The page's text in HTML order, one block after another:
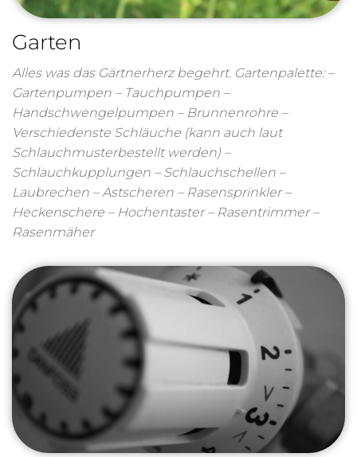
Garten
Alles was das Gärtnerherz begehrt. Gartenpalette: –
Gartenpumpen – Tauchpumpen –
Handschwengelpumpen – Brunnenrohre –
Verschiedenste Schläuche (kann auch laut
Schlauchmusterbestellt werden) –
Schlauchkupplungen – Schlauchschellen –
Laubrechen – Astscheren – Rasensprinkler –
Heckenschere – Hochentaster – Rasentrimmer –
Rasenmäher